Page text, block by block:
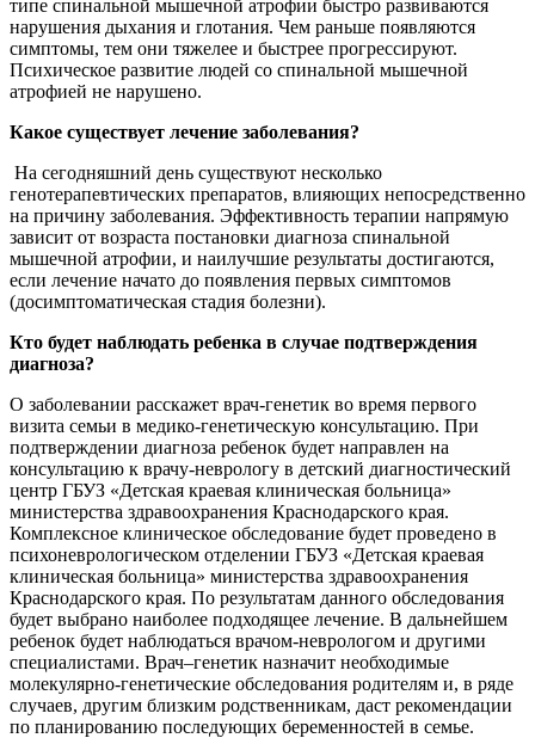
типе спинальной мышечной атрофии быстро развиваются
нарушения дыхания и глотания. Чем раньше появляются
симптомы, тем они тяжелее и быстрее прогрессируют.
Психическое развитие людей со спинальной мышечной
атрофией не нарушено.
Какое существует лечение заболевания?
На сегодняшний день существуют несколько
генотерапевтических препаратов, влияющих непосредственно
на причину заболевания. Эффективность терапии напрямую
зависит от возраста постановки диагноза спинальной
мышечной атрофии, и наилучшие результаты достигаются,
если лечение начато до появления первых симптомов
(досимптоматическая стадия болезни).
Кто будет наблюдать ребенка в случае подтверждения
диагноза?
О заболевании расскажет врач-генетик во время первого
визита семьи в медико-генетическую консультацию. При
подтверждении диагноза ребенок будет направлен на
консультацию к врачу-неврологу в детский диагностический
центр ГБУЗ «Детская краевая клиническая больница»
министерства здравоохранения Краснодарского края.
Комплексное клиническое обследование будет проведено в
психоневрологическом отделении ГБУЗ «Детская краевая
клиническая больница» министерства здравоохранения
Краснодарского края. По результатам данного обследования
будет выбрано наиболее подходящее лечение. В дальнейшем
ребенок будет наблюдаться врачом-неврологом и другими
специалистами. Врач–генетик назначит необходимые
молекулярно-генетические обследования родителям и, в ряде
случаев, другим близким родственникам, даст рекомендации
по планированию последующих беременностей в семье.